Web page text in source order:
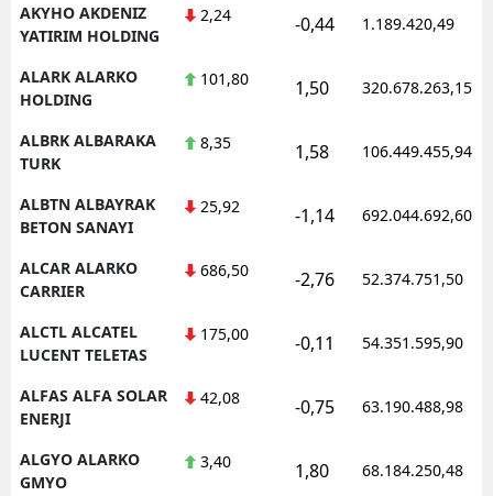
AKYHO AKDENIZ
YATIRIM HOLDING
2,24 -0,44 1.189.420,49
ALARK ALARKO
HOLDING
101,80 1,50 320.678.263,15
ALBRK ALBARAKA
TURK
8,35 1,58 106.449.455,94
ALBTN ALBAYRAK
BETON SANAYI
25,92 -1,14 692.044.692,60
ALCAR ALARKO
CARRIER
686,50 -2,76 52.374.751,50
ALCTL ALCATEL
LUCENT TELETAS
175,00 -0,11 54.351.595,90
ALFAS ALFA SOLAR
ENERJI
42,08 -0,75 63.190.488,98
ALGYO ALARKO
GMYO
3,40 1,80 68.184.250,48